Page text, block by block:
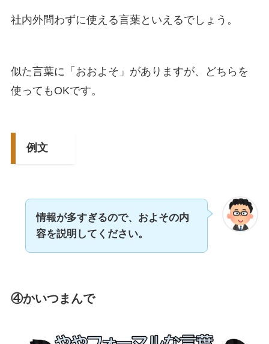
社内外問わずに使える言葉といえるでしょう。
似た言葉に「おおよそ」がありますが、どちらを
使ってもOKです。
例文
情報が多すぎるので、およその内
容を説明してください。
④かいつまんで